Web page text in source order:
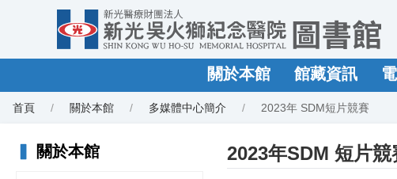
關於本館 館藏資訊
首頁 關於本館 多媒體中心簡介 2023年 SDM短片競賽
關於本館 2023年SDM 短片競